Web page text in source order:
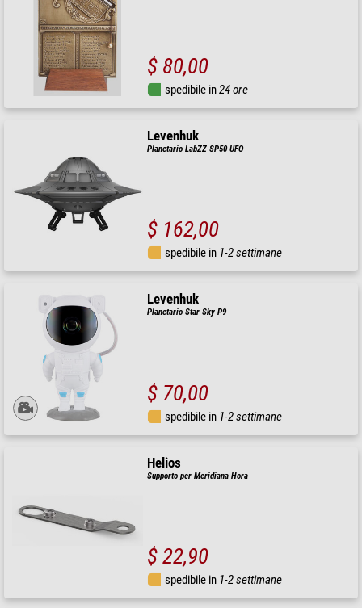
$ 80,00
spedibile in24 ore
Levenhuk
Planetario LabZZ SP50 UFO
$ 162,00
spedibile in 1-2 settimane
Levenhuk
Planetario Star Sky P9
$ 70,00
spedibile in 1-2 settimane
Helios
Supporto per Meridiana Hora
$ 22,90
spedibile in 1-2 settimane